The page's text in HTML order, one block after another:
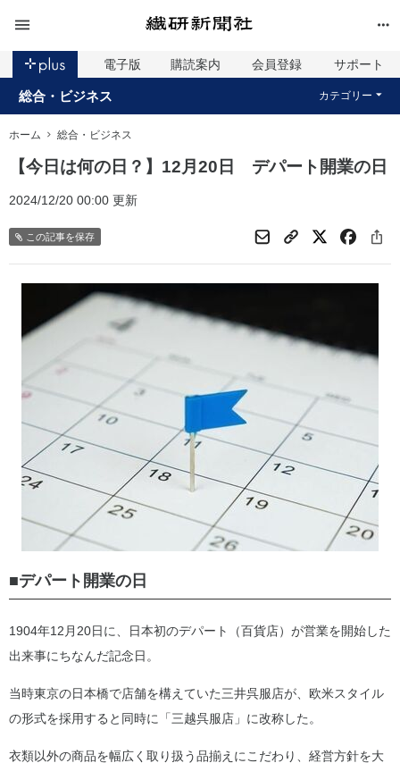
電子版 購読案内 会員登録 サポート
総合・ビジネス カテゴリー
ホーム 総合・ビジネス
【今日は何の日？】12月20日 デパート開業の日
2024/12/20 00:00 更新
この記事を保存
■デパート開業の日
1904年12月20日に、日本初のデパート（百貨店）が営業を開始した
出来事にちなんだ記念日。
当時東京の日本橋で店舗を構えていた三井呉服店が、欧米スタイル
の形式を採用すると同時に「三越呉服店」に改称した。
衣類以外の商品を幅広く取り扱う品揃えにこだわり、経営方針を大